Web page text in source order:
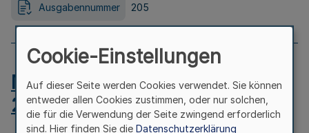
Ausgabennummer 205
MB.NRW 2026 Nr. 204 vom
24.07.2026
Cookie-Einstellungen
Auf dieser Seite werden Cookies verwendet. Sie können
entweder allen Cookies zustimmen, oder nur solchen,
die für die Verwendung der Seite zwingend erforderlich
sind. Hier finden Sie die Datenschutzerklärung